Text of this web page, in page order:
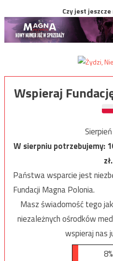
Czy jest
Wspieraj
W sierpniu potrzebujemy:
zł.
Państwa wsparcie jest
Fundacji Magna Polonia.
Masz świadomość tego
niezależnych ośrodków
wspieraj nas
8%